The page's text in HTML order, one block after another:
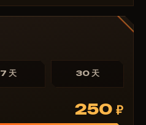
7 天 30 天
250 ₽